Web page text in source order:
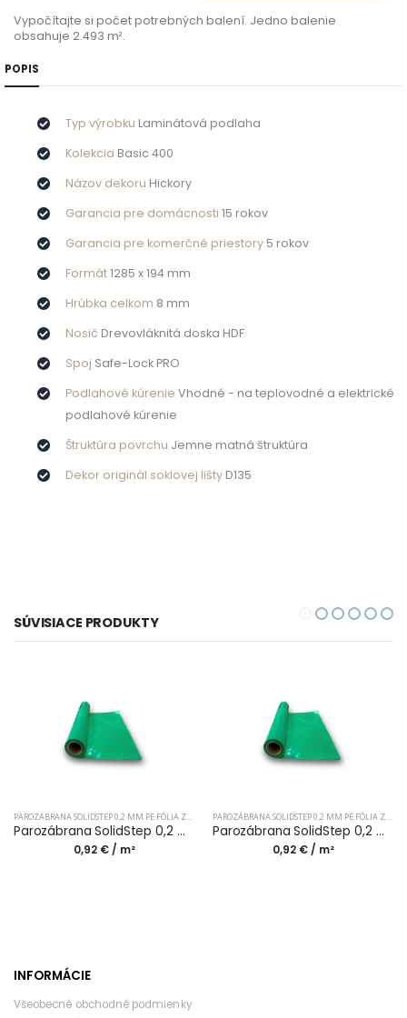
Vypočítajte si počet potrebných balení. Jedno balenie
obsahuje 2.493 m².
POPIS
Typ výrobku Laminátová podlaha
Kolekcia Basic 400
Názov dekoru Hickory
Garancia pre domácnosti 15 rokov
Garancia pre komerčné priestory 5 rokov
Formát1285 x 194 mm
Hrúbka celkom 8 mm
Nosič Drevovláknitá doska HDF
Spoj Safe-Lock PRO
Podlahové kúrenie Vhodné - na teplovodné a elektrické
podlahové kúrenie
Štruktúra povrchu Jemne matná štruktúra
Dekor originál soklovej lišty D135
SÚVISIACE PRODUKTY
PAROZÁBRANA SOLIDSTEP 0,2 MM PE FÓLIA ZELENÁ (30M2/BAL.)
Parozábrana SolidStep 0,2 mm PE fólia zelená (30m2/bal.)
0,92 € / m²
PAROZÁBRANA SOLIDSTEP 0,2 MM PE FÓLIA ZELENÁ (20M2/BAL.)
Parozábrana SolidStep 0,2 mm PE fólia zelená (20m2/bal.)
0,92 € / m²
INFORMÁCIE
Všeobecné obchodné podmienky